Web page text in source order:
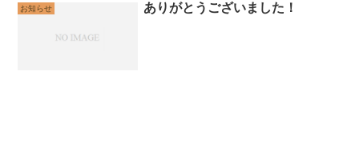
お知らせ ありがとうございました！